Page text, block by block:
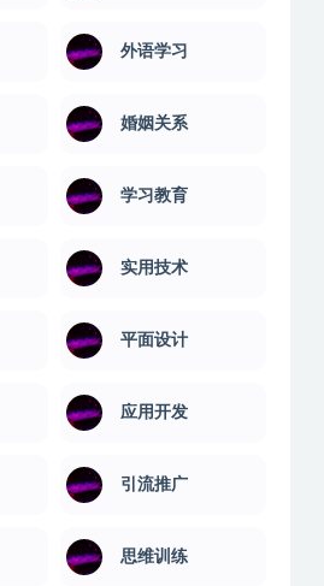
外语学习
婚姻关系
学习教育
实用技术
平面设计
应用开发
引流推广
思维训练